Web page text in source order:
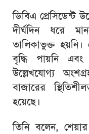
ডিবিএ প্রেসিডেন্ট
দীর্ঘদিন ধরে
তালিকাভুক্ত
বৃদ্ধি পায়নি এবং
উল্লেখযোগ্য
বাজারের
হয়েছে।
তিনি বলেন, শেয়ার